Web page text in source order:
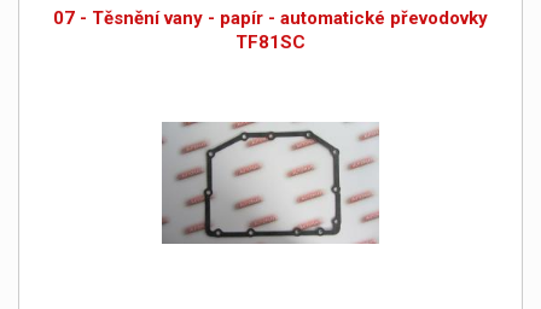
07 - Těsnění vany - papír - automatické převodovky
TF81SC